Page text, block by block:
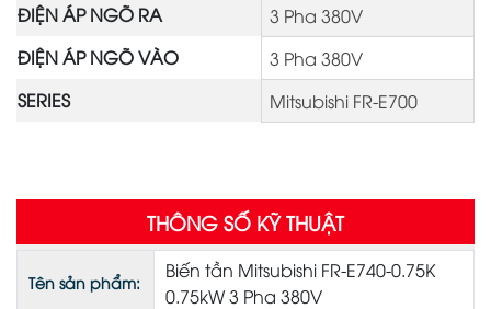
ĐIỆN ÁP NGÕ RA
3 Pha 380V
ĐIỆN ÁP NGÕ VÀO
3 Pha 380V
SERIES
Mitsubishi FR-E700
THÔNG SỐ KỸ THUẬT
Tên sản phẩm:
Biến tần Mitsubishi FR-E740-0.75K
0.75kW 3 Pha 380V